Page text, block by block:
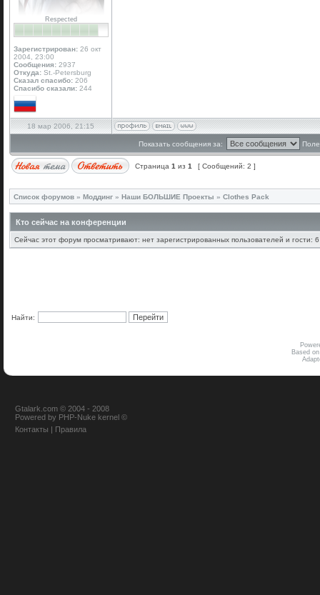
Respected
Зарегистрирован: 26 окт
2004, 23:00
Сообщения: 2937
Откуда: St.-Petersburg
Сказал спасибо: 206
Спасибо сказали: 244
18 мар 2006, 21:15
Показать сообщения за:
Страница 1 из 1 [ Сообщений: 2 ]
Список форумов » Моддинг » Наши БОЛЬШИЕ Проекты » Clothes Pack
Кто сейчас на конференции
Сейчас этот форум просматривают: нет зарегистрированных пользователей и гости: 6
Найти:
Based
Gtalark.com © 2004 - 2008
Powered by PHP-Nuke kernel ©
Контакты | Правила